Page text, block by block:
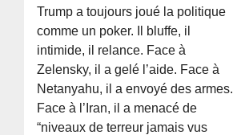
Trump a toujours joué la politique
comme un poker. Il bluffe, il
intimide, il relance. Face à
Zelensky, il a gelé l’aide. Face à
Netanyahu, il a envoyé des armes.
Face à l’Iran, il a menacé de
“niveaux de terreur jamais vus